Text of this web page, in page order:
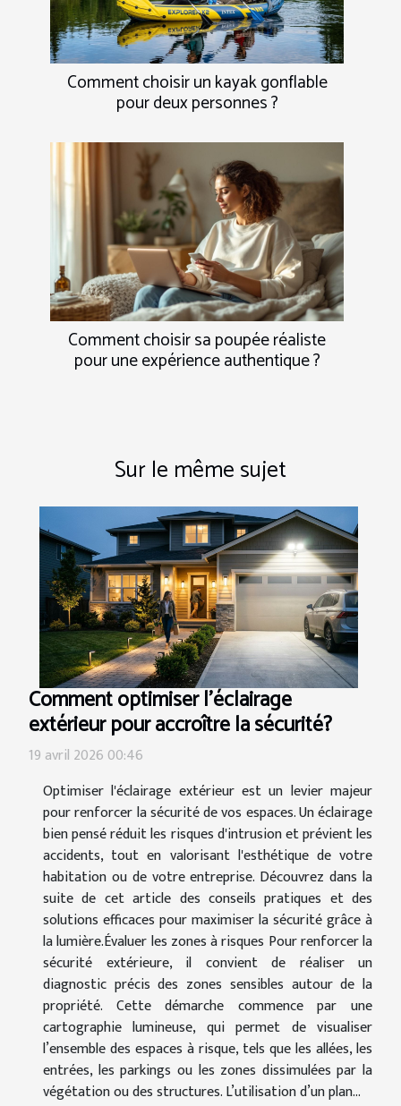
Comment choisir un kayak gonflable
pour deux personnes ?
Comment choisir sa poupée réaliste
pour une expérience authentique ?
Sur le même sujet
Comment optimiser l'éclairage
extérieur pour accroître la sécurité?
19 avril 2026 00:46
Optimiser l'éclairage extérieur est un levier majeur
pour renforcer la sécurité de vos espaces. Un éclairage
bien pensé réduit les risques d'intrusion et prévient les
accidents, tout en valorisant l'esthétique de votre
habitation ou de votre entreprise. Découvrez dans la
suite de cet article des conseils pratiques et des
solutions efficaces pour maximiser la sécurité grâce à
la lumière.Évaluer les zones à risques Pour renforcer la
sécurité extérieure, il convient de réaliser un
diagnostic précis des zones sensibles autour de la
propriété. Cette démarche commence par une
cartographie lumineuse, qui permet de visualiser
l’ensemble des espaces à risque, tels que les allées, les
entrées, les parkings ou les zones dissimulées par la
végétation ou des structures. L’utilisation d’un plan...